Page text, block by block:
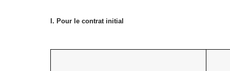
I. Pour le contrat initial